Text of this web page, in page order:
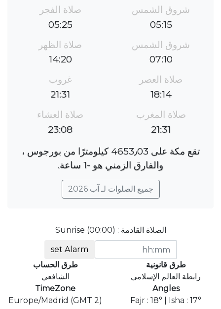
شروق الشمس
05:15
صلاة الفجر
05:25
شروق الشمس
07:10
صلاة الظهر
14:20
صلاة العصر
18:14
غروب
21:31
صلاة المغرب
21:31
صلاة العشاء
23:08
تقع مكة على 4653٫03 كيلومترًا من بورجوس ،
والفارق الزمني هو ؜-1 ساعة.
جميع الصلوات لـ آب 2026
الصلاة القادمة : Sunrise (00:00)
set Alarm
طرق قانونية
رابطة العالم الإسلامي
طرق الحساب
الشافعي
Angles
Fajr : 18° | Isha : 17°
TimeZone
Europe/Madrid (GMT 2)